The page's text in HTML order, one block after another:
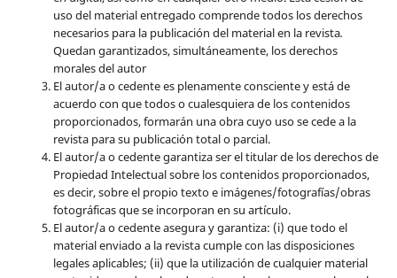
uso del material entregado comprende todos los derechos
necesarios para la publicación del material en la revista.
Quedan garantizados, simultáneamente, los derechos
morales del autor
El autor/a o cedente es plenamente consciente y está de
acuerdo con que todos o cualesquiera de los contenidos
proporcionados, formarán una obra cuyo uso se cede a la
revista para su publicación total o parcial.
El autor/a o cedente garantiza ser el titular de los derechos de
Propiedad Intelectual sobre los contenidos proporcionados,
es decir, sobre el propio texto e imágenes/fotografías/obras
fotográficas que se incorporan en su artículo.
El autor/a o cedente asegura y garantiza: (i) que todo el
material enviado a la revista cumple con las disposiciones
legales aplicables; (ii) que la utilización de cualquier material